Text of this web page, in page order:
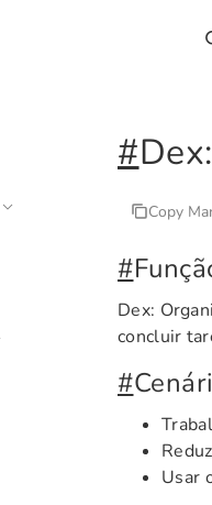
#
Copy
#
Dex:
concluir
#
Usar